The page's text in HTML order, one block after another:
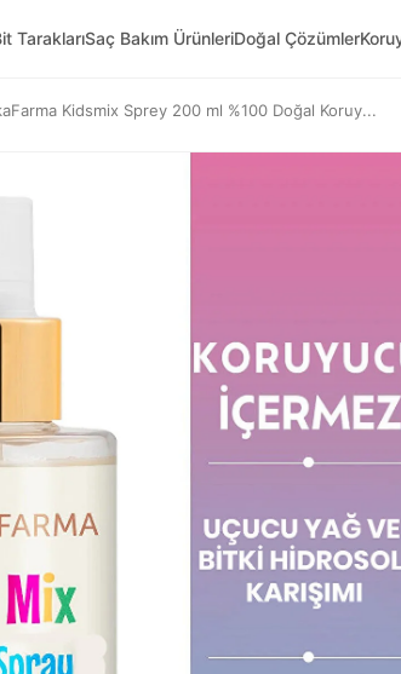
TaraklarıSaç Bakım ÜrünleriDoğal Çözümler
Kidsmix Sprey 200 ml %100 Doğal Koruy...